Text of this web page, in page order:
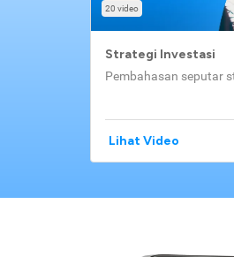
20 video
Strategi Investasi
Pembahasan seputar
Lihat Video